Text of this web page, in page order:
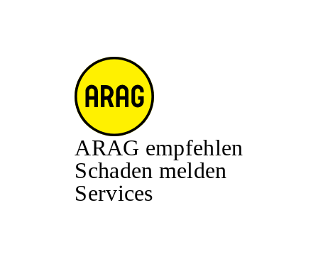
ARAG empfehlen
Schaden melden
Services